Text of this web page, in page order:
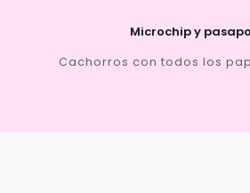
Microchip y
Cachorros con todos los